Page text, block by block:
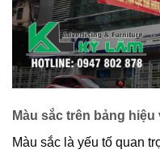
Màu sắc trên bảng
Màu sắc là yếu tố quan